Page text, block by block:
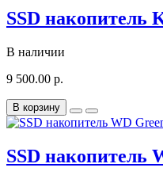
SSD накопитель
В наличии
9 500.00 р.
В корзину
SSD накопитель